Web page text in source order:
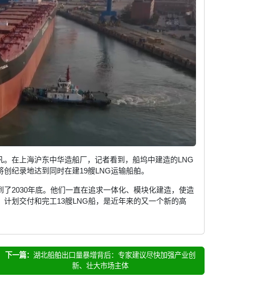
在上海沪东中华造船厂，记者看到，船坞中建造的LNG
纪录地达到同时在建19艘LNG运输船舶。
2030年底。他们一直在追求一体化、模块化建造，使造
划交付和完工13艘LNG船，是近年来的又一个新的高
下一篇：湖北船舶出口量暴增背后：专家建议尽快加强产业创
新、壮大市场主体